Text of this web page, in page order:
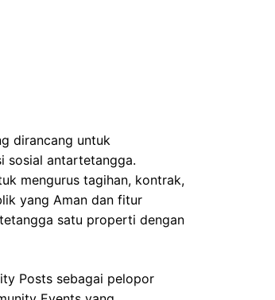
dirancang untuk
sosial antartetangga.
mengurus tagihan, kontrak,
yang Aman dan fitur
satu properti dengan
Posts sebagai pelopor